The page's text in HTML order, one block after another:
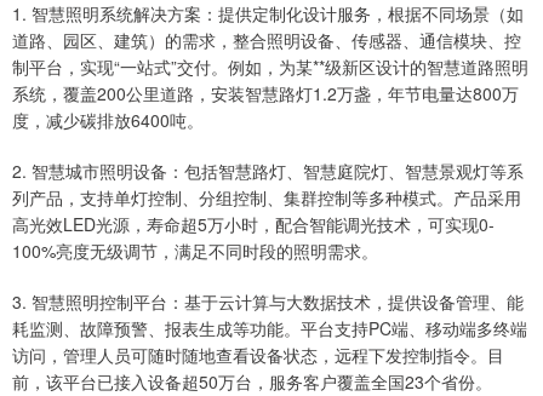
1. 智慧照明系统解决方案：提供定制化设计服务，根据不同场景（如
道路、园区、建筑）的需求，整合照明设备、传感器、通信模块、控
制平台，实现“一站式”交付。例如，为某**级新区设计的智慧道路照明
系统，覆盖200公里道路，安装智慧路灯1.2万盏，年节电量达800万
度，减少碳排放6400吨。
2. 智慧城市照明设备：包括智慧路灯、智慧庭院灯、智慧景观灯等系
列产品，支持单灯控制、分组控制、集群控制等多种模式。产品采用
高光效LED光源，寿命超5万小时，配合智能调光技术，可实现0-
100%亮度无级调节，满足不同时段的照明需求。
3. 智慧照明控制平台：基于云计算与大数据技术，提供设备管理、能
耗监测、故障预警、报表生成等功能。平台支持PC端、移动端多终端
访问，管理人员可随时随地查看设备状态，远程下发控制指令。目
前，该平台已接入设备超50万台，服务客户覆盖全国23个省份。